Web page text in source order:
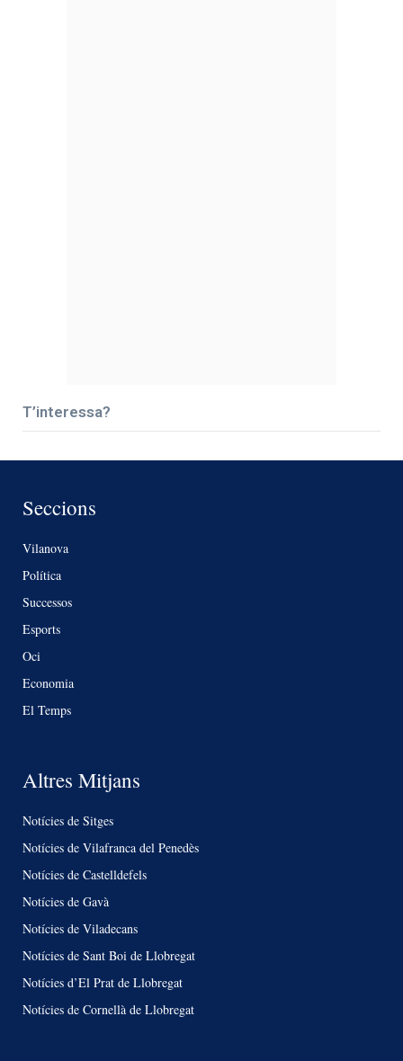
T’interessa?
Seccions
Vilanova
Política
Successos
Esports
Oci
Economia
El Temps
Altres Mitjans
Notícies de Sitges
Notícies de Vilafranca del Penedès
Notícies de Castelldefels
Notícies de Gavà
Notícies de Viladecans
Notícies de Sant Boi de Llobregat
Notícies d’El Prat de Llobregat
Notícies de Cornellà de Llobregat